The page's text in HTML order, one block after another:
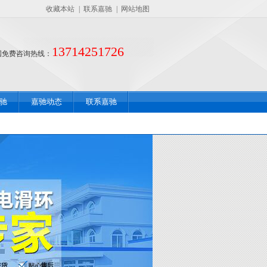
收藏本站 联系嘉驰 网站地图
费咨询热线： 13714251726
嘉驰动态 联系嘉驰